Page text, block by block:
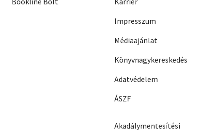
Impresszum
Médiaajánlat
Könyvnagykereskedés
Adatvédelem
ÁSZF
Akadálymentesítési